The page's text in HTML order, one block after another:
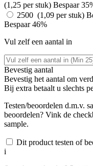
(1,25 per stuk) Bespaar
2500 (1,09 per stuk)
Bespaar 46%
Vul zelf een aantal in
Bevestig aantal
Bevestig het aantal om
Bij extra betaalt u slechts
Testen/beoordelen d.m.v.
beoordelen? Vink de
sample.
Dit product testen of
i